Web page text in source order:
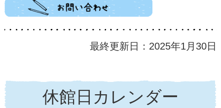
最終更新日：2025年1月30日
休館日カレンダー